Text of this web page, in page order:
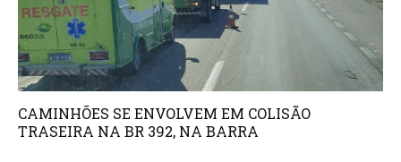
CAMINHÕES SE ENVOLVEM EM COLISÃO
TRASEIRA NA BR 392, NA BARRA